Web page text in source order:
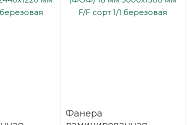
Фанера